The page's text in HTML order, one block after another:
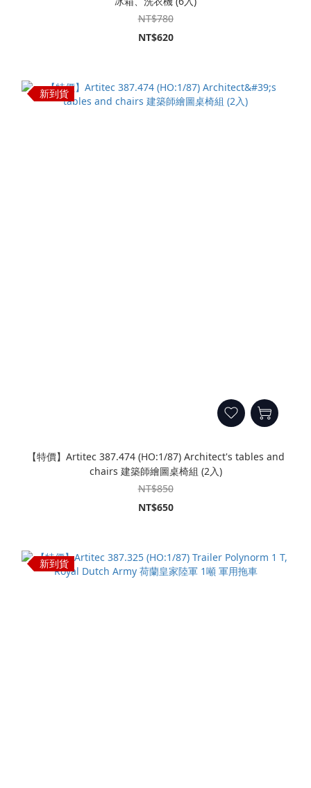
NT$780
NT$620
新到貨
【特價】Artitec 387.474 (HO:1/87) Architect's tables and
chairs 建築師繪圖桌椅組 (2入)
NT$850
NT$650
新到貨